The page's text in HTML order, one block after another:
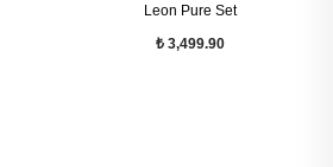
Leon Pure Set
₺ 3,499.90